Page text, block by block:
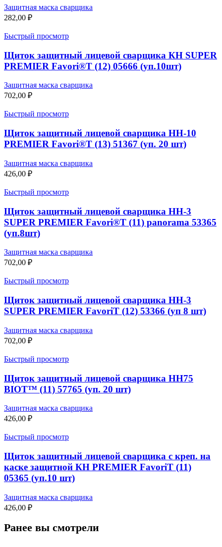
Защитная маска сварщика
282,00 ₽
Быстрый просмотр
Щиток защитный лицевой сварщика КН SUPER
PREMIER Favori®T (12) 05666 (уп.10шт)
Защитная маска сварщика
702,00 ₽
Быстрый просмотр
Щиток защитный лицевой сварщика НН-10
PREMIER Favori®T (13) 51367 (уп. 20 шт)
Защитная маска сварщика
426,00 ₽
Быстрый просмотр
Щиток защитный лицевой сварщика НН-3
SUPER PREMIER Favori®T (11) panorama 53365
(уп.8шт)
Защитная маска сварщика
702,00 ₽
Быстрый просмотр
Щиток защитный лицевой сварщика НН-3
SUPER PREMIER FavoriT (12) 53366 (уп 8 шт)
Защитная маска сварщика
702,00 ₽
Быстрый просмотр
Щиток защитный лицевой сварщика НН75
BIOT™ (11) 57765 (уп. 20 шт)
Защитная маска сварщика
426,00 ₽
Быстрый просмотр
Щиток защитный лицевой сварщика с креп. на
каске защитной КН PREMIER FavoriT (11)
05365 (уп.10 шт)
Защитная маска сварщика
426,00 ₽
Ранее вы смотрели